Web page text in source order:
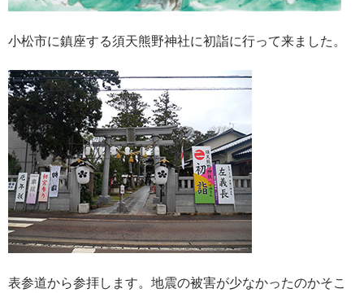
小松市に鎮座する須天熊野神社に初詣に行って来ました。
表参道から参拝します。地震の被害が少なかったのかそこ